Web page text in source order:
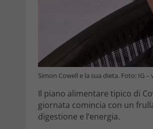
Simon Cowell e la sua dieta. Foto: IG –
Il piano alimentare tipico di
giornata comincia con un
digestione e l’energia.